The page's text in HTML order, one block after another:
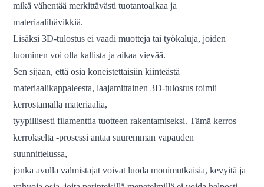
mikä vähentää merkittävästi tuotantoaikaa ja
materiaalihävikkiä.
Lisäksi 3D-tulostus ei vaadi muotteja tai työkaluja, joiden
luominen voi olla kallista ja aikaa vievää.
Sen sijaan, että osia koneistettaisiin kiinteästä
materiaalikappaleesta, laajamittainen 3D-tulostus toimii
kerrostamalla materiaalia,
tyypillisesti filamenttia tuotteen rakentamiseksi. Tämä kerros
kerrokselta -prosessi antaa suuremman vapauden
suunnittelussa,
jonka avulla valmistajat voivat luoda monimutkaisia, kevyitä ja